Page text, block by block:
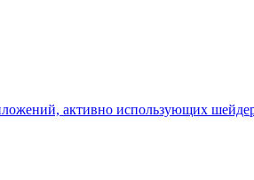
активно использующих